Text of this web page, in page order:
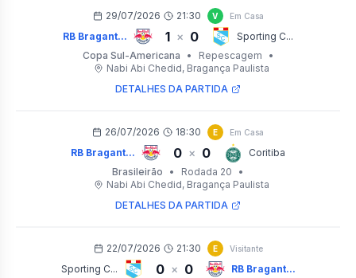
29/07/2026 21:30 V Em Casa
RB Bragant... 1 × 0
Sporting C...
Copa Sul-Americana
• Repescagem
•
Nabi Abi Chedid, Bragança Paulista
DETALHES DA PARTIDA
26/07/2026 18:30 E Em Casa
RB Bragant... 0 × 0
Coritiba
Brasileirão
• Rodada 20
•
Nabi Abi Chedid, Bragança Paulista
DETALHES DA PARTIDA
22/07/2026 21:30 E Visitante
Sporting C... 0 × 0
RB Bragant...